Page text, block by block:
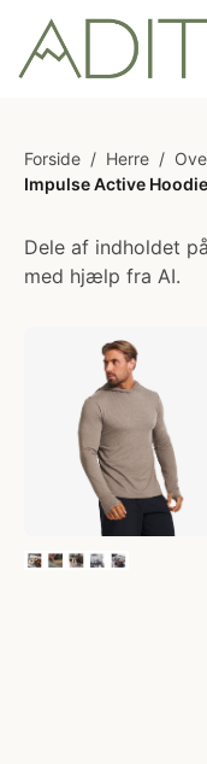
Forside / Herre /
Impulse Active
Dele af indholdet
med hjælp fra AI.